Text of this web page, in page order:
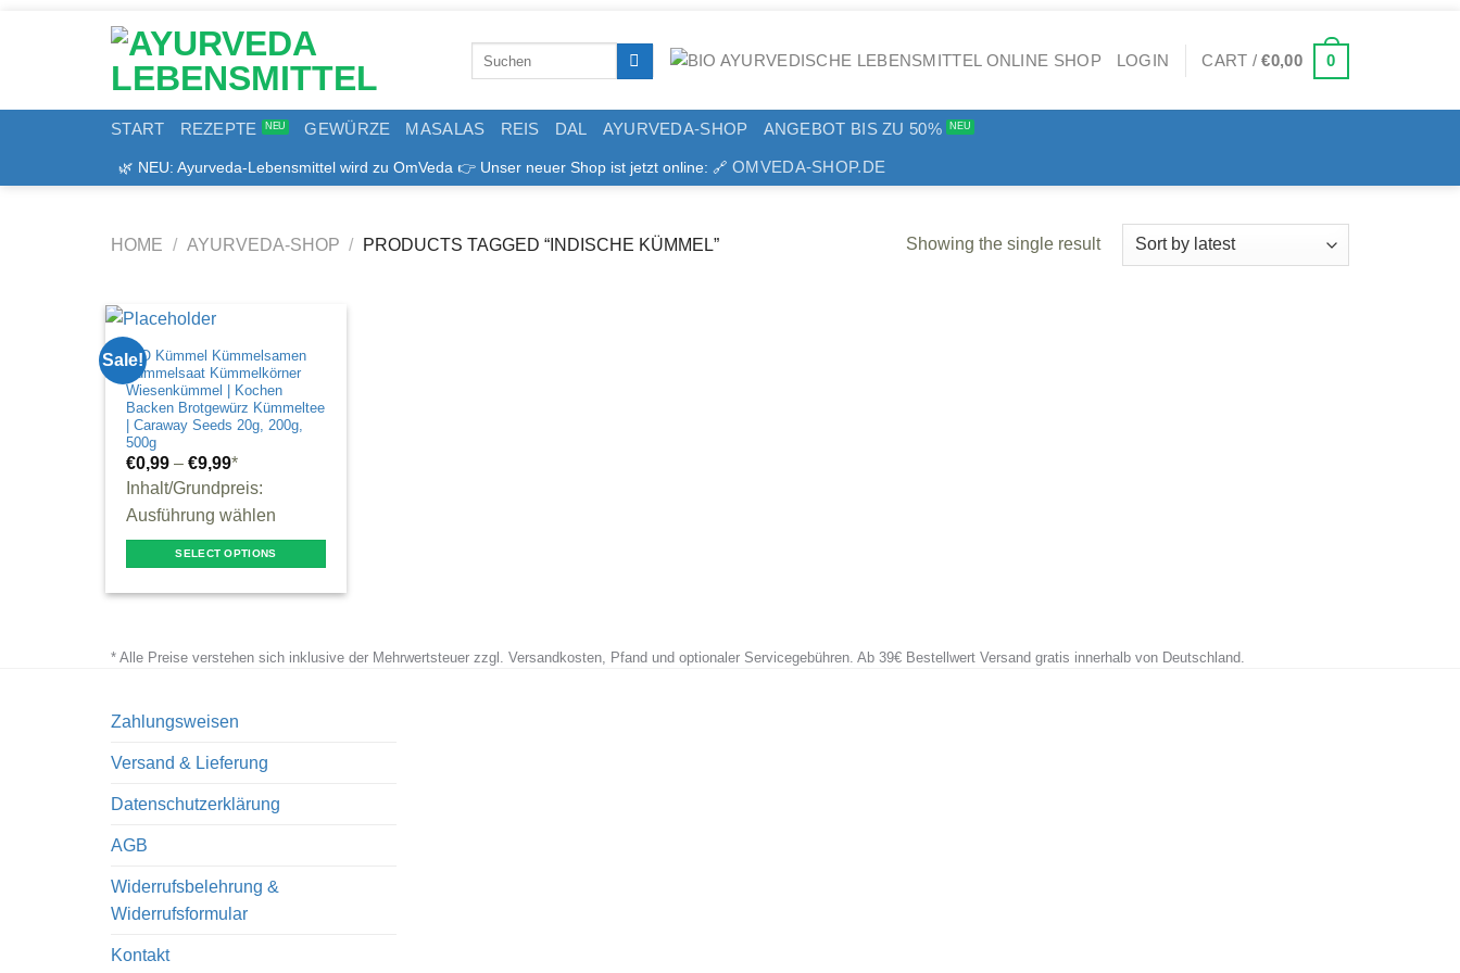
LOGIN CART /€0,00 0
START REZEPTE GEWÜRZE MASALAS REIS DAL AYURVEDA-SHOP ANGEBOT BIS ZU 50%
🌿 NEU: Ayurveda-Lebensmittel wird zu OmVeda 👉 Unser neuer Shop ist jetzt online: 🔗 OMVEDA-SHOP.DE
HOME / AYURVEDA-SHOP / PRODUCTS TAGGED “INDISCHE KÜMMEL” Showing the single result
Sale!BIO Kümmel Kümmelsamen
Kümmelsaat Kümmelkörner
Wiesenkümmel | Kochen
Backen Brotgewürz Kümmeltee
| Caraway Seeds 20g, 200g,
500g
€0,99 –€9,99*
Inhalt/Grundpreis:
Ausführung wählen
SELECT OPTIONS
multiple
The
may
be
on
the
product
* Alle Preise verstehen sich inklusive der Mehrwertsteuer zzgl. Versandkosten, Pfand und optionaler Servicegebühren. Ab 39€ Bestellwert Versand gratis innerhalb von Deutschland.
Zahlungsweisen
Versand & Lieferung
Datenschutzerklärung
AGB
Widerrufsbelehrung &
Widerrufsformular
Kontakt